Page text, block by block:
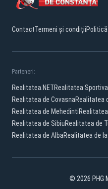
ContactTermeni și condiții
Parteneri:
Realitatea.NETRealitatea Sportiva
Realitatea de CovasnaRealitatea
Realitatea de Mehedinti
Realitatea de SibiuRealitatea de
Realitatea de AlbaRealitatea de
© 2026 PHG